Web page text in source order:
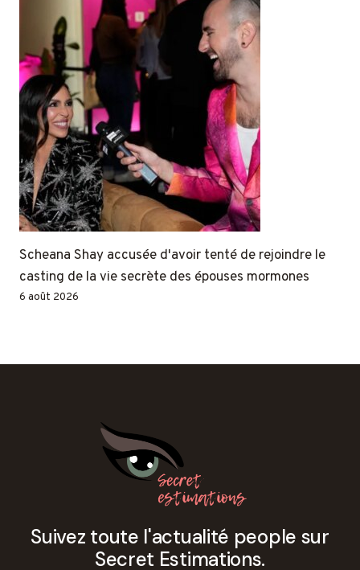
Scheana Shay accusée d'avoir tenté de rejoindre le
casting de la vie secrète des épouses mormones
6 août 2026
Suivez toute l'actualité people sur
Secret Estimations.